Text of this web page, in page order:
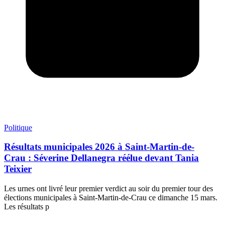
Politique
Résultats municipales 2026 à Saint-Martin-de-
Crau : Séverine Dellanegra réélue devant Tania
Teixier
Les urnes ont livré leur premier verdict au soir du premier tour des
élections municipales à Saint-Martin-de-Crau ce dimanche 15 mars.
Les résultats p